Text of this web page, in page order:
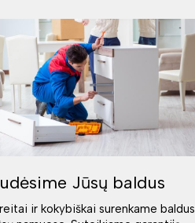
Jūsų baldus
ir kokybiškai surenkame baldus